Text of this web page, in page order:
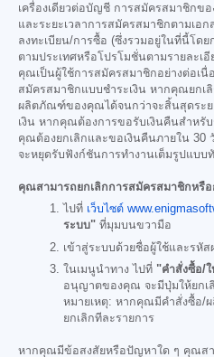
เครื่องเดียวต่อบัญชี การสมัครสมาชิกข
และระยะเวลาการสมัครสมาชิกตามเ
ลงทะเบียน/การซื้อ (ซึ่งรวมอยู่ในที่นี้โด
ตามประเทศหรือโปรโมชั่นตามรายละเ
คุณเป็นผู้ใช้การสมัครสมาชิกอย่างต่อเนื่
สมัครสมาชิกแบบชำระเงิน หากคุณยกเ
ผลิตภัณฑ์ของคุณได้จนกว่าจะสิ้นสุดระย
เงิน หากคุณต้องการขอรับเงินคืนสำหรั
คุณต้องยกเลิกและขอเงินคืนภายใน
จะหยุดรับฟังก์ชันการทำงานเต็มรูปแบบ
คุณสามารถยกเลิกการสมัครสมาชิกหรื
ไปที่ เว็บไซต์
ระบบ" ที่มุมบนขวามือ
เข้าสู่ระบบด้วยชื่อผู้ใช้และรหั
ในเมนูนำทาง ไปที่ "คำสั่งซื้อ/
อนุญาตของคุณ จะมีปุ่มให้ยกเ
หมายเหตุ: หากคุณมีคำสั่งซื้อ/
ยกเลิกทีละรายการ
หากคุณมีข้อสงสัยหรือปัญหาใด ๆ คุณส